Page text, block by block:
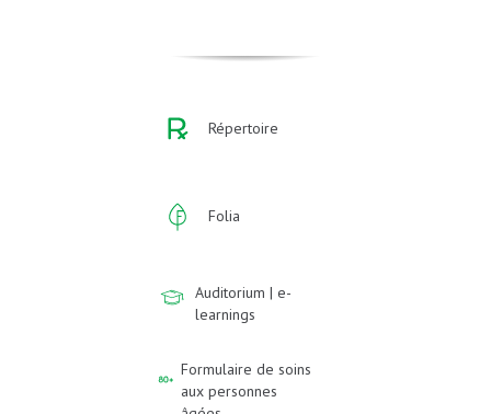
Répertoire
Folia
Auditorium | e-
learnings
Formulaire de soins
aux personnes